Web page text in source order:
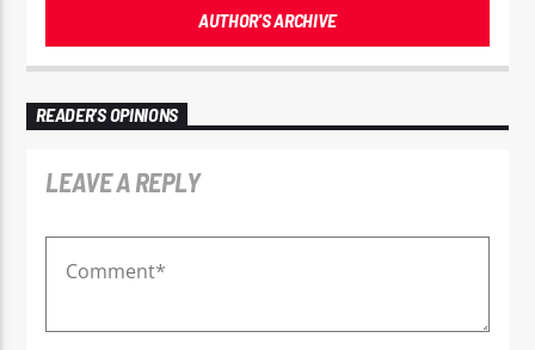
AUTHOR'S ARCHIVE
READER'S OPINIONS
LEAVE A REPLY